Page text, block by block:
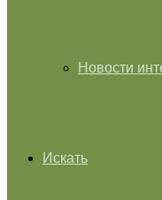
Новости
Искать